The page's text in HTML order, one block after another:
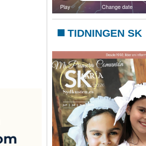
TIDNINGEN SK